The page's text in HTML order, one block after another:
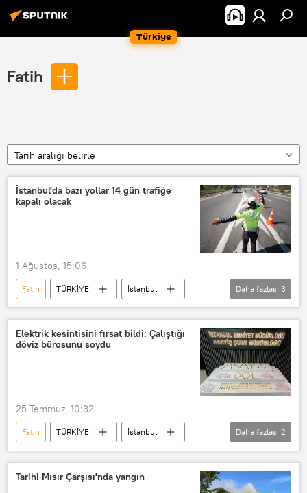
Türkiye
Fatih
Tarih aralığı belirle
İstanbul'da bazı yollar 14 gün trafiğe
kapalı olacak
1 Ağustos, 15:06
Fatih TÜRKİYE
İstanbul
Trafik
Kadir Topbaş
Emniyet Müdürlüğü
Daha fazlası 3
Elektrik kesintisini fırsat bildi: Çalıştığı
döviz bürosunu soydu
25 Temmuz, 10:32
Fatih TÜRKİYE
İstanbul
Hırsızlık
nitelikli hırsızlık
Daha fazlası 2
Tarihi Mısır Çarşısı'nda yangın